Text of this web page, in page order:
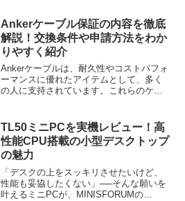
ヘッドセット、コントローラーなどをケ
ーブルレスで使え...
Ankerケーブル保証の内容を徹底
解説！交換条件や申請方法をわか
りやすく紹介
Ankerケーブルは、耐久性やコストパフォ
ーマンスに優れたアイテムとして、多く
の人に支持されています。これらのケー
に、保証内容や交換条件、申請方法につ
いては事前に知って...
TL50ミニPCを実機レビュー！高
性能CPU搭載の小型デスクトップ
の魅力
「デスクの上をスッキリさせたいけど、
性能も妥協したくない」──そんな願いを
叶えるミニPCが、MINISFORUMの